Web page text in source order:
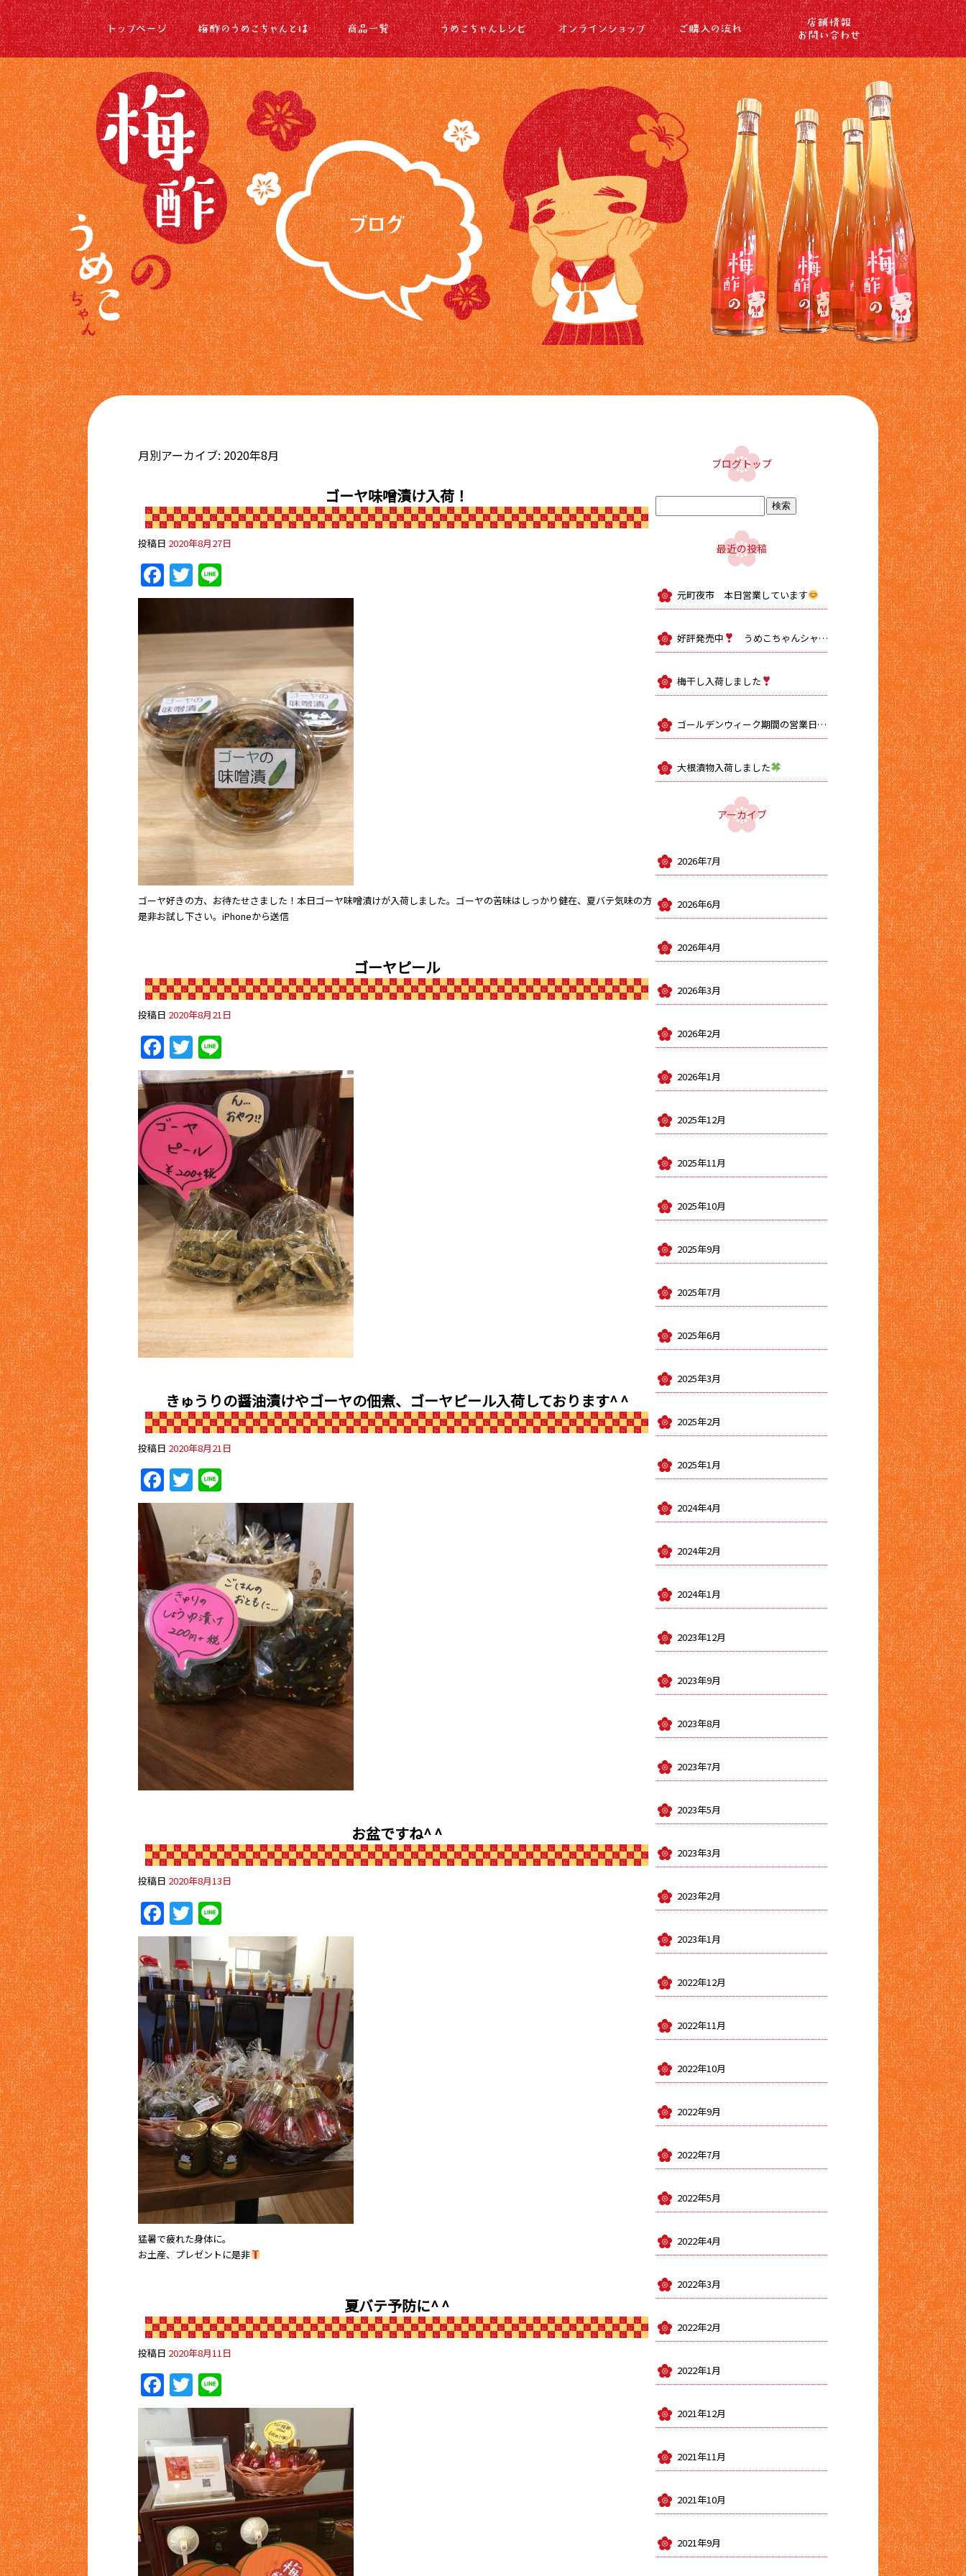
2020 8月|梅酢のうめこちゃん
月別アーカイブ: 2020年8月
ゴーヤ味噌漬け入荷！
投稿日 2020年8月27日
Facebook
Twitter
ゴーヤ好きの方、お待たせさました！本日ゴーヤ味噌漬けが入荷しました。ゴーヤの苦味はしっかり健在、夏バテ気味の方
是非お試し下さい。iPhoneから送信
ゴーヤピール
投稿日 2020年8月21日
Facebook
Twitter
きゅうりの醤油漬けやゴーヤの佃煮、ゴーヤピール入荷しております^ ^
投稿日 2020年8月21日
Facebook
Twitter
お盆ですね^ ^
投稿日 2020年8月13日
Facebook
Twitter
猛暑で疲れた身体に。
お土産、プレゼントに是非
夏バテ予防に^ ^
投稿日 2020年8月11日
Facebook
Twitter
ブログトップ
最近の投稿
元町夜市 本日営業しています
好評発売中 うめこちゃんシャーベット
梅干し入荷しました
ゴールデンウィーク期間の営業日のお知らせ
大根漬物入荷しました
アーカイブ
2026年7月
2026年6月
2026年4月
2026年3月
2026年2月
2026年1月
2025年12月
2025年11月
2025年10月
2025年9月
2025年7月
2025年6月
2025年3月
2025年2月
2025年1月
2024年4月
2024年2月
2024年1月
2023年12月
2023年9月
2023年8月
2023年7月
2023年5月
2023年3月
2023年2月
2023年1月
2022年12月
2022年11月
2022年10月
2022年9月
2022年7月
2022年5月
2022年4月
2022年3月
2022年2月
2022年1月
2021年12月
2021年11月
2021年10月
2021年9月